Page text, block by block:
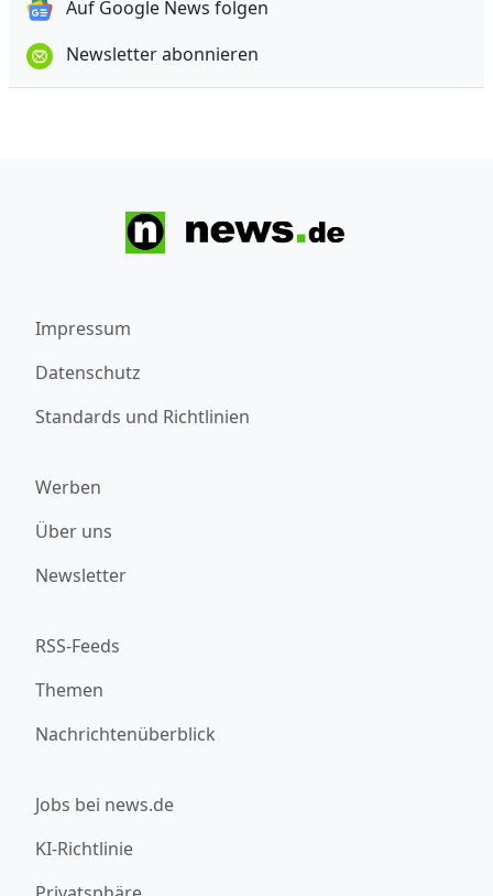
Auf Google News folgen
Newsletter abonnieren
Impressum
Datenschutz
Standards und Richtlinien
Werben
Über uns
Newsletter
RSS-Feeds
Themen
Nachrichtenüberblick
Jobs bei news.de
KI-Richtlinie